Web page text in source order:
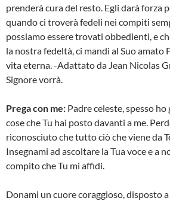
prenderà cura del resto. Egli darà forza
quando ci troverà fedeli nei compiti
possiamo essere trovati obbedienti, e
la nostra fedeltà, ci mandi al Suo amato
vita eterna. -Adattato da Jean Nicolas
Signore vorrà.
Prega con me: Padre celeste, spesso
cose che Tu hai posto davanti a me.
riconosciuto che tutto ciò che viene da
Insegnami ad ascoltare la Tua voce e a
compito che Tu mi affidi.
Donami un cuore coraggioso, disposto